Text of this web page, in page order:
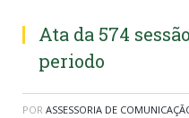
Ata da 574
periodo
POR ASSESSORIA DE